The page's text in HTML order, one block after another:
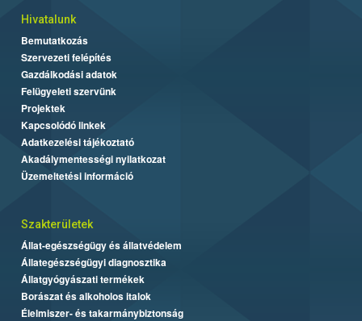
Hivatalunk
Bemutatkozás
Szervezeti felépítés
Gazdálkodási adatok
Felügyeleti szervünk
Projektek
Kapcsolódó linkek
Adatkezelési tájékoztató
Akadálymentességi nyilatkozat
Üzemeltetési információ
Szakterületek
Állat-egészségügy és állatvédelem
Állategészségügyi diagnosztika
Állatgyógyászati termékek
Borászat és alkoholos italok
Élelmiszer- és takarmánybiztonság